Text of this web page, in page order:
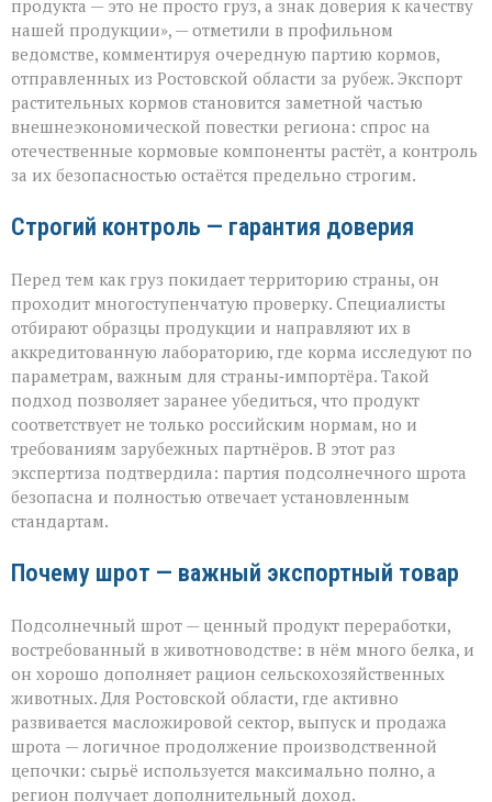
международный
уровень»
продукта — это не просто груз, а знак доверия к качеству
нашей продукции», — отметили в профильном
ведомстве, комментируя очередную партию кормов,
отправленных из Ростовской области за рубеж. Экспорт
растительных кормов становится заметной частью
внешнеэкономической повестки региона: спрос на
отечественные кормовые компоненты растёт, а контроль
за их безопасностью остаётся предельно строгим.
Строгий контроль — гарантия доверия
Перед тем как груз покидает территорию страны, он
проходит многоступенчатую проверку. Специалисты
отбирают образцы продукции и направляют их в
аккредитованную лабораторию, где корма исследуют по
параметрам, важным для страны‑импортёра. Такой
подход позволяет заранее убедиться, что продукт
соответствует не только российским нормам, но и
требованиям зарубежных партнёров. В этот раз
экспертиза подтвердила: партия подсолнечного шрота
безопасна и полностью отвечает установленным
стандартам.
Почему шрот — важный экспортный товар
Подсолнечный шрот — ценный продукт переработки,
востребованный в животноводстве: в нём много белка, и
он хорошо дополняет рацион сельскохозяйственных
животных. Для Ростовской области, где активно
развивается масложировой сектор, выпуск и продажа
шрота — логичное продолжение производственной
цепочки: сырьё используется максимально полно, а
регион получает дополнительный доход.